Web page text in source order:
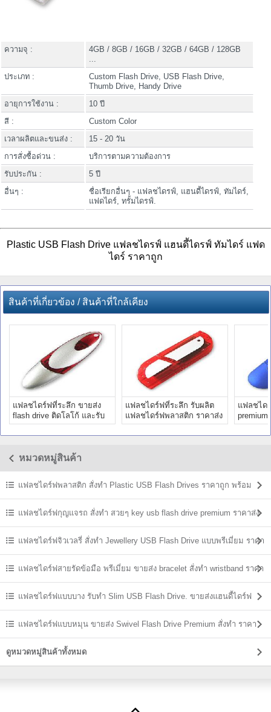
ความจุ :
4GB / 8GB / 16GB / 32GB / 64GB / 128GB
...
ประเภท :
Custom Flash Drive, USB Flash Drive,
Thumb Drive, Handy Drive
อายุการใช้งาน :
10 ปี
สี :
Custom Color
เวลาผลิตและขนส่ง :
15 - 20 วัน
การสั่งซื้อด่วน :
บริการตามความต้องการ
รับประกัน :
5 ปี
อื่นๆ :
ชื่อเรียกอื่นๆ - แฟลชไดรฟ์, แฮนดี้ไดรฟ์, ทัมไดร์,
แฟดไดร์, ทรั้มไดรฟ์.
Plastic USB Flash Drive แฟลชไดรฟ์ แฮนดี้ไดรฟ์ ทัมไดร์ แฟด
ไดร์ ราคาถูก
สินค้าที่เกี่ยวข้อง / สินค้าที่ใกล้เคียง
แฟลชไดร์ฟที่ระลึก ขายส่ง
flash drive ติดโลโก้ และรับ
ผลิต ทรัมไดร์ สวยๆ
แฟลชไดร์ฟที่ระลึก รับผลิต
แฟลชไดร์ฟพลาสติก ราคาส่ง
รับทำโลโก้ ราคาถูก
แฟลชได
สกรีน รา
หมวดหมู่สินค้า
แฟลชไดร์ฟพลาสติก สั่งทำ Plastic USB Flash Drives ราคาถูก พร้อม
สกรีนแฟลชไดร์ฟกุญแจรถ สั่งทำ สวยๆ key usb flash drive premium ราคาส่ง
แฟลชไดร์ฟจิวเวลรี่ สั่งทำ Jewellery USB Flash Drive แบบพรีเมี่ยม ราคา
ส่ง แฟลชไดร์ฟสายรัดข้อมือ พรีเมี่ยม ขายส่ง bracelet สั่งทำ wristband ราคา
ถูก แฟลชไดร์ฟแบบบาง รับทำ Slim USB Flash Drive. ขายส่งแฮนดี้ไดร์ฟ
ราคาถูกแฟลชไดร์ฟแบบหมุน ขายส่ง Swivel Flash Drive Premium สั่งทำ ราคา
ถูก
ดูหมวดหมู่สินค้าทั้งหมด